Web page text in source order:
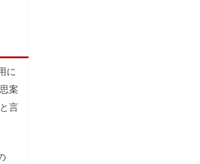
に
案
言